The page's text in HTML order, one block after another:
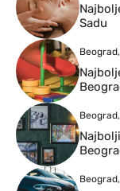
Sadu
Beograd,
Beograd,
Beograd,